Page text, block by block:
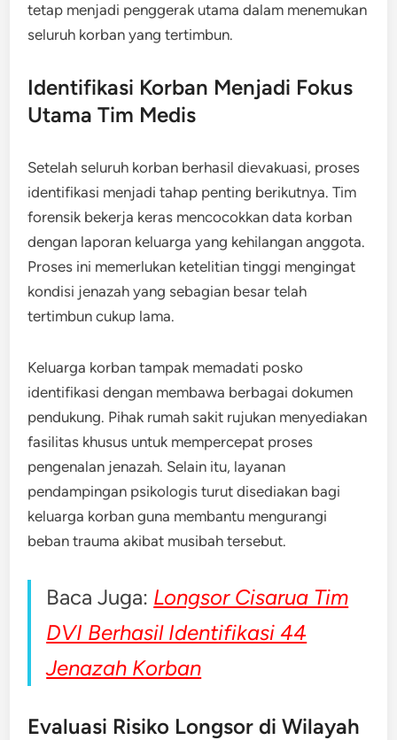
tetap menjadi penggerak utama dalam menemukan
seluruh korban yang tertimbun.
Identifikasi Korban Menjadi Fokus
Utama Tim Medis
Setelah seluruh korban berhasil dievakuasi, proses
identifikasi menjadi tahap penting berikutnya. Tim
forensik bekerja keras mencocokkan data korban
dengan laporan keluarga yang kehilangan anggota.
Proses ini memerlukan ketelitian tinggi mengingat
kondisi jenazah yang sebagian besar telah
tertimbun cukup lama.
Keluarga korban tampak memadati posko
identifikasi dengan membawa berbagai dokumen
pendukung. Pihak rumah sakit rujukan menyediakan
fasilitas khusus untuk mempercepat proses
pengenalan jenazah. Selain itu, layanan
pendampingan psikologis turut disediakan bagi
keluarga korban guna membantu mengurangi
beban trauma akibat musibah tersebut.
Baca Juga: Longsor Cisarua Tim
DVI Berhasil Identifikasi 44
Jenazah Korban
Evaluasi Risiko Longsor di Wilayah